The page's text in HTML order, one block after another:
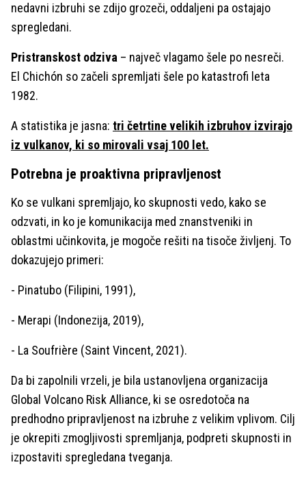
nedavni izbruhi se zdijo grozeči, oddaljeni pa ostajajo
spregledani.
Pristranskost odziva – največ vlagamo šele po nesreči.
El Chichón so začeli spremljati šele po katastrofi leta
1982.
A statistika je jasna: tri četrtine velikih izbruhov izvirajo
iz vulkanov, ki so mirovali vsaj 100 let.
Potrebna je proaktivna pripravljenost
Ko se vulkani spremljajo, ko skupnosti vedo, kako se
odzvati, in ko je komunikacija med znanstveniki in
oblastmi učinkovita, je mogoče rešiti na tisoče življenj. To
dokazujejo primeri:
- Pinatubo (Filipini, 1991),
- Merapi (Indonezija, 2019),
- La Soufrière (Saint Vincent, 2021).
Da bi zapolnili vrzeli, je bila ustanovljena organizacija
Global Volcano Risk Alliance, ki se osredotoča na
predhodno pripravljenost na izbruhe z velikim vplivom. Cilj
je okrepiti zmogljivosti spremljanja, podpreti skupnosti in
izpostaviti spregledana tveganja.